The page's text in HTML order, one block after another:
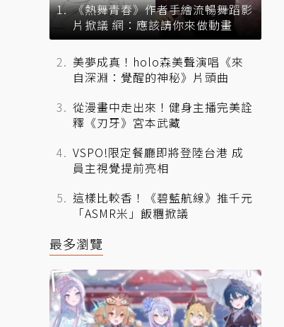
《熱舞青春》作者手繪流暢舞蹈影
片掀議 網：應該請你來做動畫
美夢成真！holo森美聲演唱《來
自深淵：覺醒的神秘》片頭曲
從漫畫中走出來！健身主播完美詮
釋《刃牙》宮本武藏
VSPO!限定餐廳即將登陸台港 成
員主視覺提前亮相
這樣比較香！《碧藍航線》推千元
「ASMR米」飯糰掀議
最多瀏覽